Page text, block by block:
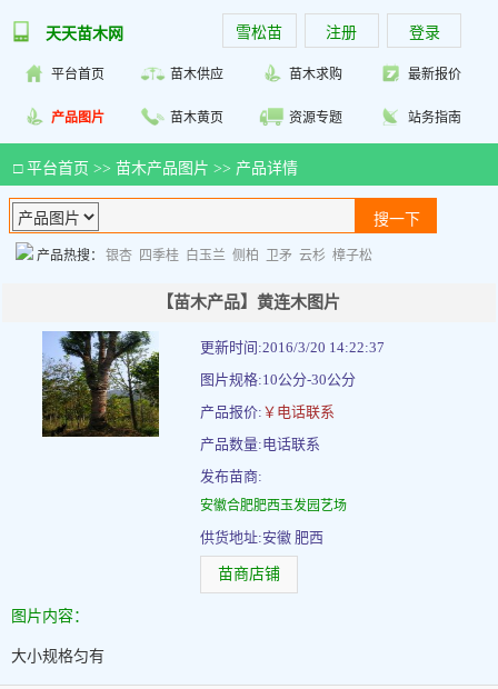
天天苗木网 雪松苗 注册 登录
平台首页 苗木供应 苗木求购 最新报价
产品图片 苗木黄页 资源专题 站务指南
□ 平台首页 >> 苗木产品图片 >> 产品详情
产品热搜： 银杏 四季桂 白玉兰 侧柏 卫矛 云杉 樟子松
【苗木产品】黄连木图片
更新时间:2016/3/20 14:22:37
图片规格:10公分-30公分
产品报价: ￥电话联系
产品数量:电话联系
发布苗商:
安徽合肥肥西玉发园艺场
供货地址:安徽 肥西
苗商店铺
图片内容：
大小规格匀有